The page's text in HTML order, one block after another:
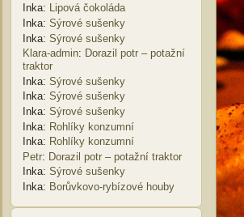
Inka: Lipová čokoláda
Inka: Sýrové sušenky
Inka: Sýrové sušenky
Klara-admin: Dorazil potr – potažní
traktor
Inka: Sýrové sušenky
Inka: Sýrové sušenky
Inka: Sýrové sušenky
Inka: Rohlíky konzumní
Inka: Rohlíky konzumní
Petr: Dorazil potr – potažní traktor
Inka: Sýrové sušenky
Inka: Borůvkovo-rybízové houby